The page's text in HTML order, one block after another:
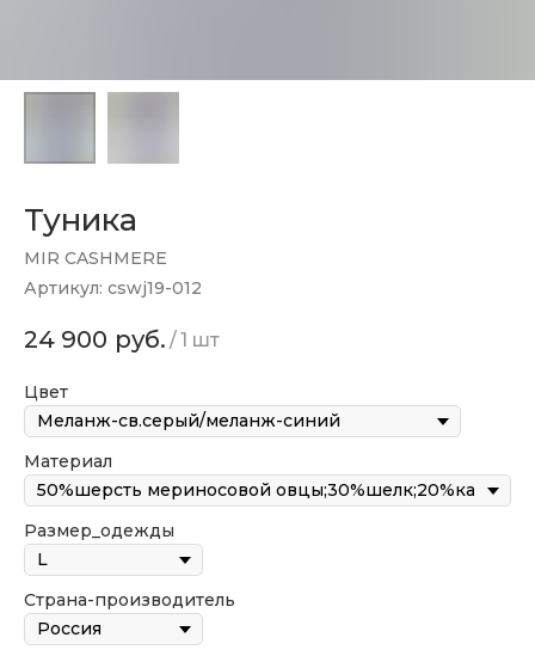
Туника
MIR CASHMERE
Артикул: cswj19-012
24 900 руб. /1 шт
Цвет
Материал
Размер_одежды
Страна-производитель